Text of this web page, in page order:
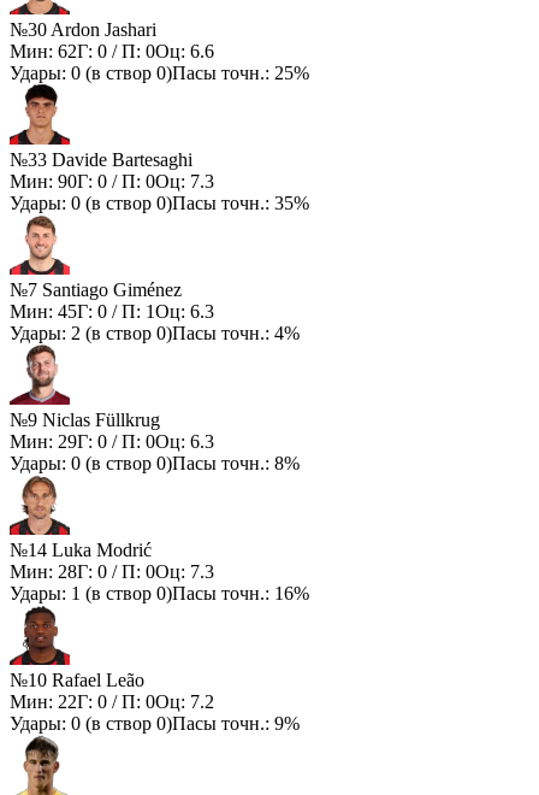
№30 Ardon Jashari
Мин: 62Г: 0 / П: 0Оц: 6.6
Удары: 0 (в створ 0)Пасы точн.: 25%
№33 Davide Bartesaghi
Мин: 90Г: 0 / П: 0Оц: 7.3
Удары: 0 (в створ 0)Пасы точн.: 35%
№7 Santiago Giménez
Мин: 45Г: 0 / П: 1Оц: 6.3
Удары: 2 (в створ 0)Пасы точн.: 4%
№9 Niclas Füllkrug
Мин: 29Г: 0 / П: 0Оц: 6.3
Удары: 0 (в створ 0)Пасы точн.: 8%
№14 Luka Modrić
Мин: 28Г: 0 / П: 0Оц: 7.3
Удары: 1 (в створ 0)Пасы точн.: 16%
№10 Rafael Leão
Мин: 22Г: 0 / П: 0Оц: 7.2
Удары: 0 (в створ 0)Пасы точн.: 9%